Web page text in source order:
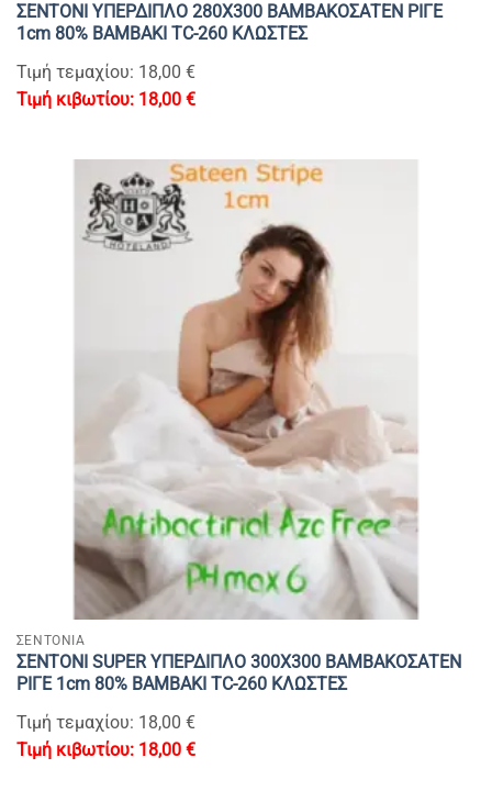
ΣΕΝΤΟΝΙ ΥΠΕΡΔΙΠΛΟ 280Χ300 ΒΑΜΒΑΚΟΣΑΤΕΝ ΡΙΓΕ
1cm 80% BAMBAKI TC-260 ΚΛΩΣΤΕΣ
Τιμή τεμαχίου: 18,00 €
18,00 €
ΣΕΝΤΟΝΙΑ
ΣΕΝΤΟΝΙ SUPER ΥΠΕΡΔΙΠΛΟ 300Χ300 ΒΑΜΒΑΚΟΣΑΤΕΝ
ΡΙΓΕ 1cm 80% BAMBAKI TC-260 ΚΛΩΣΤΕΣ
Τιμή τεμαχίου: 18,00 €
18,00 €